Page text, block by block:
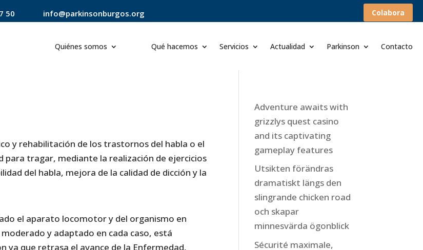
50 info@parkinsonburgos.org Colabora
Quiénes somos Qué hacemos Servicios Actualidad Parkinson Contacto
y rehabilitación de los trastornos del habla o el
tragar, mediante la realización de ejercicios
del habla, mejora de la calidad de dicción y la
el aparato locomotor y del organismo en
y adaptado en cada caso, está
ya que retrasa el avance de la Enfermedad,
Adventure awaits with
grizzlys quest casino
and its captivating
gameplay features
Utsikten förändras
dramatiskt längs den
slingrande chicken road
och skapar
minnesvärda ögonblick
Sécurité maximale,